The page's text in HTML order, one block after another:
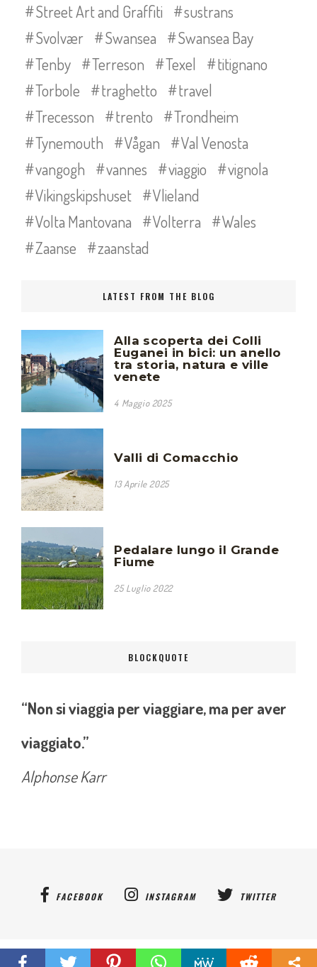
Street Art and Graffiti
sustrans
Svolvær
Swansea
Swansea Bay
Tenby
Terreson Texel
titignano
Torbole
traghetto
travel
Trecesson
trento
Trondheim
Tynemouth
Vågan
Val Venosta
vangogh
vannes viaggio
vignola
Vikingskipshuset
Vlieland
Volta Mantovana
Volterra
Wales
Zaanse
zaanstad
LATEST FROM THE BLOG
Alla scoperta dei Colli
Euganei in bici: un anello
tra storia, natura e ville
venete
4 Maggio 2025
Valli di Comacchio
13 Aprile 2025
Pedalare lungo il Grande
Fiume
25 Luglio 2022
BLOCKQUOTE
“Non si viaggia per viaggiare, ma per aver
viaggiato.”
Alphonse Karr
FACEBOOK INSTAGRAM TWITTER